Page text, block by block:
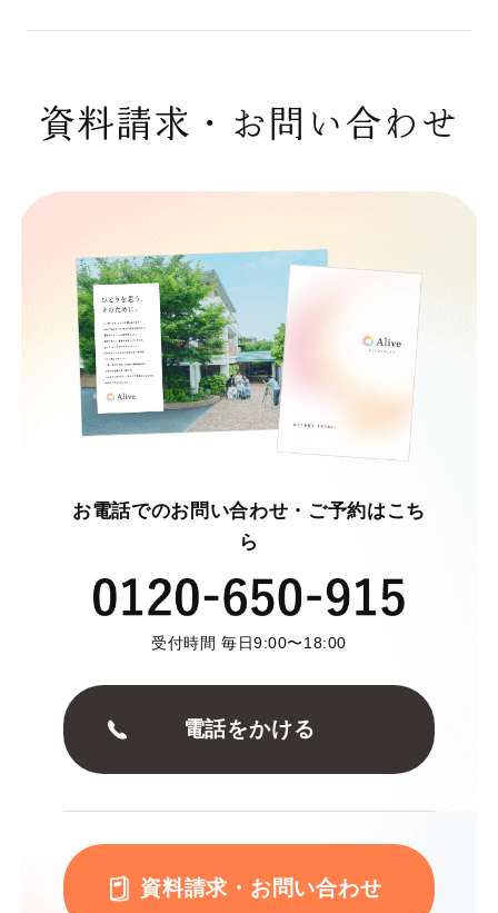
資料請求・お問い合わせ
お電話でのお問い合わせ・ご予約はこち
ら
受付時間 毎日9:00〜18:00
電話をかける
資料請求・お問い合わせ